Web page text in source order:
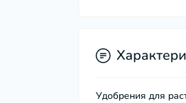
Удобрения для